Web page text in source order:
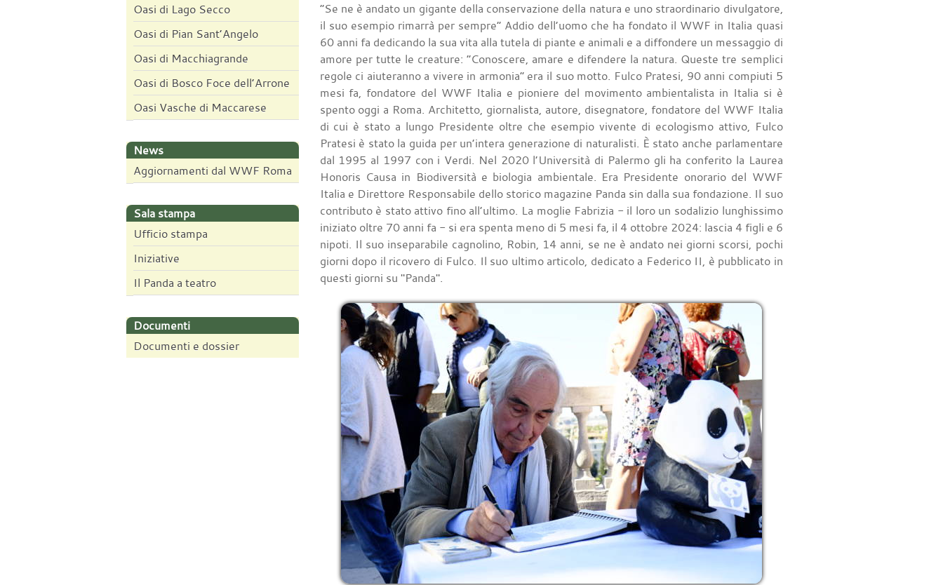
Oasi di Lago Secco
Oasi di Pian Sant’Angelo
Oasi di Macchiagrande
Oasi di Bosco Foce dell’Arrone
Oasi Vasche di Maccarese
News
Aggiornamenti dal WWF Roma
Sala stampa
Ufficio stampa
Iniziative
Il Panda a teatro
Documenti
Documenti e dossier
“Se ne è andato un gigante della conservazione della natura e uno straordinario divulgatore,
il suo esempio rimarrà per sempre” Addio dell’uomo che ha fondato il WWF in Italia quasi
60 anni fa dedicando la sua vita alla tutela di piante e animali e a diffondere un messaggio di
amore per tutte le creature: “Conoscere, amare e difendere la natura. Queste tre semplici
regole ci aiuteranno a vivere in armonia” era il suo motto. Fulco Pratesi, 90 anni compiuti 5
mesi fa, fondatore del WWF Italia e pioniere del movimento ambientalista in Italia si è
spento oggi a Roma. Architetto, giornalista, autore, disegnatore, fondatore del WWF Italia
di cui è stato a lungo Presidente oltre che esempio vivente di ecologismo attivo, Fulco
Pratesi è stato la guida per un’intera generazione di naturalisti. È stato anche parlamentare
dal 1995 al 1997 con i Verdi. Nel 2020 l’Università di Palermo gli ha conferito la Laurea
Honoris Causa in Biodiversità e biologia ambientale. Era Presidente onorario del WWF
Italia e Direttore Responsabile dello storico magazine Panda sin dalla sua fondazione. Il suo
contributo è stato attivo fino all’ultimo. La moglie Fabrizia - il loro un sodalizio lunghissimo
iniziato oltre 70 anni fa - si era spenta meno di 5 mesi fa, il 4 ottobre 2024: lascia 4 figli e 6
nipoti. Il suo inseparabile cagnolino, Robin, 14 anni, se ne è andato nei giorni scorsi, pochi
giorni dopo il ricovero di Fulco. Il suo ultimo articolo, dedicato a Federico II, è pubblicato in
questi giorni su "Panda".